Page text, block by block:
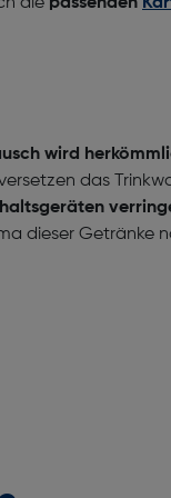
wird
das
dieser Getränke